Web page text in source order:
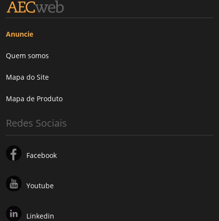
Anuncie
Quem somos
Mapa do Site
Mapa de Produto
Redes Sociais
Facebook
Youtube
Linkedin